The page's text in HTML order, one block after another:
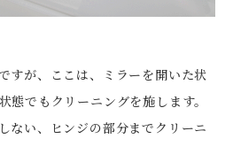
すが、ここは、ミラーを開いた状
態でもクリーニングを施します。
ない、ヒンジの部分までクリーニ